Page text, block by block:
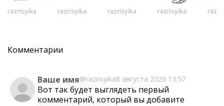
razrisyika razrisyika razrisyika razrisyika
Комментарии
Ваше имя@razrisyika8 августа 2026 13:57
Вот так будет выглядеть первый
комментарий, который вы добавите